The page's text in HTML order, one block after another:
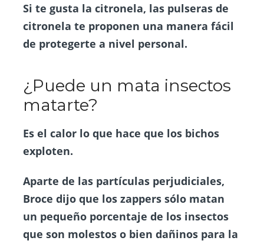
Si te gusta la citronela, las pulseras de
citronela te proponen una manera fácil
de protegerte a nivel personal.
¿Puede un mata insectos
matarte?
Es el calor lo que hace que los bichos
exploten.
Aparte de las partículas perjudiciales,
Broce dijo que los zappers sólo matan
un pequeño porcentaje de los insectos
que son molestos o bien dañinos para la